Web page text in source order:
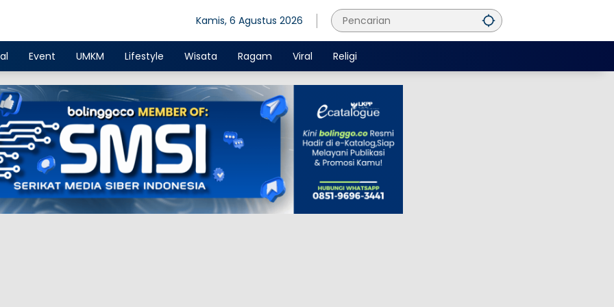
Kamis, 6 Agustus 2026
Event UMKM Lifestyle Wisata Ragam Viral Religi